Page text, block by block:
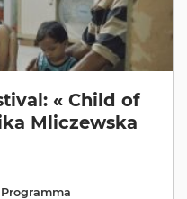
« Child of
Mliczewska
Programma